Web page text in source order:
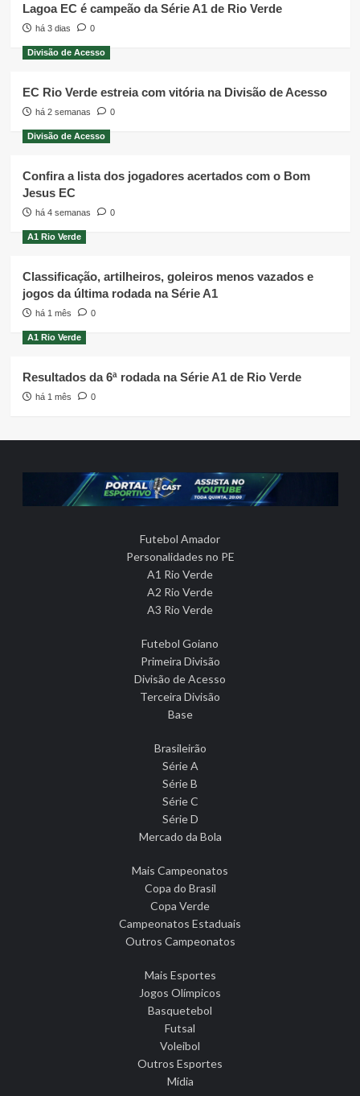
Lagoa EC é campeão da Série A1 de Rio Verde
há 3 dias 0
Divisão de Acesso
EC Rio Verde estreia com vitória na Divisão de Acesso
há 2 semanas 0
Divisão de Acesso
Confira a lista dos jogadores acertados com o Bom
Jesus EC
há 4 semanas 0
A1 Rio Verde
Classificação, artilheiros, goleiros menos vazados e
jogos da última rodada na Série A1
há 1 mês 0
A1 Rio Verde
Resultados da 6ª rodada na Série A1 de Rio Verde
há 1 mês 0
Futebol Amador
Personalidades no PE
A1 Rio Verde
A2 Rio Verde
A3 Rio Verde
Futebol Goiano
Primeira Divisão
Divisão de Acesso
Terceira Divisão
Base
Brasileirão
Série A
Série B
Série C
Série D
Mercado da Bola
Mais Campeonatos
Copa do Brasil
Copa Verde
Campeonatos Estaduais
Outros Campeonatos
Mais Esportes
Jogos Olímpicos
Basquetebol
Futsal
Voleibol
Outros Esportes
Mídia